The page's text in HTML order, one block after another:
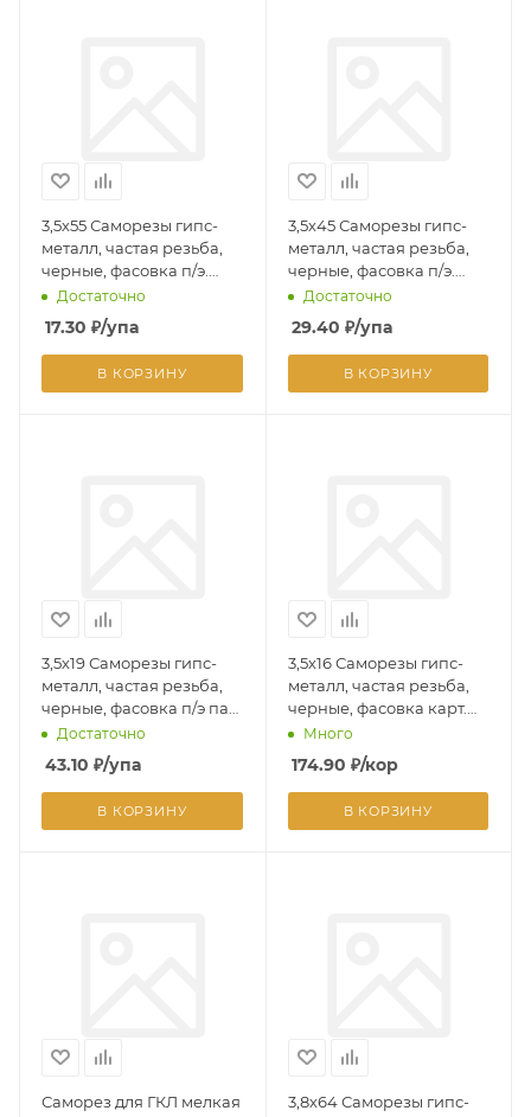
3,5х55 Саморезы гипс-
металл, частая резьба,
черные, фасовка п/э.
пак. - 20 шт.
Достаточно
17.30 ₽/упа
В КОРЗИНУ
3,5х45 Саморезы гипс-
металл, частая резьба,
черные, фасовка п/э.
пак. - 22 шт.
Достаточно
29.40 ₽/упа
В КОРЗИНУ
3,5х19 Саморезы гипс-
металл, частая резьба,
черные, фасовка п/э пак.
- 100 шт.
Достаточно
43.10 ₽/упа
В КОРЗИНУ
3,5х16 Саморезы гипс-
металл, частая резьба,
черные, фасовка карт.
кор. - 450 шт
Много
174.90 ₽/кор
В КОРЗИНУ
Саморез для ГКЛ мелкая
3,8х64 Саморезы гипс-